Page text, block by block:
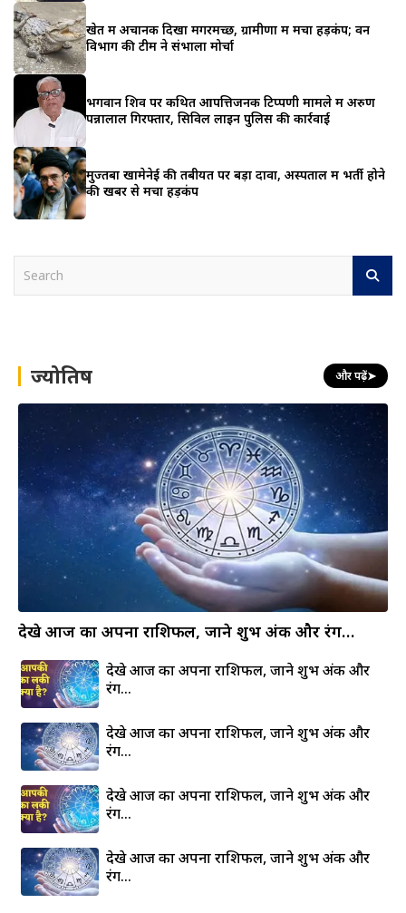
खेत में अचानक दिखा मगरमच्छ, ग्रामीणों में मचा हड़कंप; वन
विभाग की टीम ने संभाला मोर्चा
भगवान शिव पर कथित आपत्तिजनक टिप्पणी मामले में अरुण
पन्नालाल गिरफ्तार, सिविल लाइन पुलिस की कार्रवाई
मुज्तबा खामेनेई की तबीयत पर बड़ा दावा, अस्पताल में भर्ती होने
की खबर से मचा हड़कंप
h ज्योतिष और पढ़ें➤
देखे आज का अपना राशिफल, जाने शुभ अंक और रंग…
देखे आज का अपना राशिफल, जाने शुभ अंक और
रंग…
देखे आज का अपना राशिफल, जाने शुभ अंक और
रंग…
देखे आज का अपना राशिफल, जाने शुभ अंक और
रंग…
देखे आज का अपना राशिफल, जाने शुभ अंक और
रंग…